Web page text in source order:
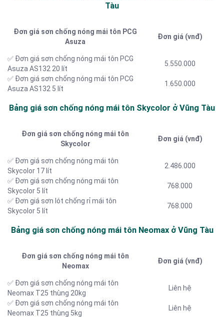
Tàu
Đơn giá sơn chống nóng mái tôn PCG
Asuza
Đơn giá (vnđ)
✅ Đơn giá sơn chống nóng mái tôn PCG
Asuza AS132 20 lít
5.550.000
✅ Đơn giá sơn chống nóng mái tôn PCG
Asuza AS132 5 lít
1.650.000
Bảng giá sơn chống nóng mái tôn Skycolor ở Vũng Tàu
Đơn giá sơn chống nóng mái tôn
Skycolor
Đơn giá (vnđ)
✅ Đơn giá sơn chống nóng mái tôn
Skycolor 17 lít
2.486.000
✅ Đơn giá sơn chống nóng mái tôn
Skycolor 5 lít
768.000
✅ Đơn giá sơn lót chống rỉ mái tôn
Skycolor 5 lít
768.000
Bảng giá sơn chống nóng mái tôn Neomax ở Vũng Tàu
Đơn giá sơn chống nóng mái tôn
Neomax
Đơn giá (vnđ)
✅ Đơn giá sơn chống nóng mái tôn
Neomax T25 thùng 20kg
Liên hệ
✅ Đơn giá sơn chống nóng mái tôn
Neomax T25 thùng 5kg
Liên hệ